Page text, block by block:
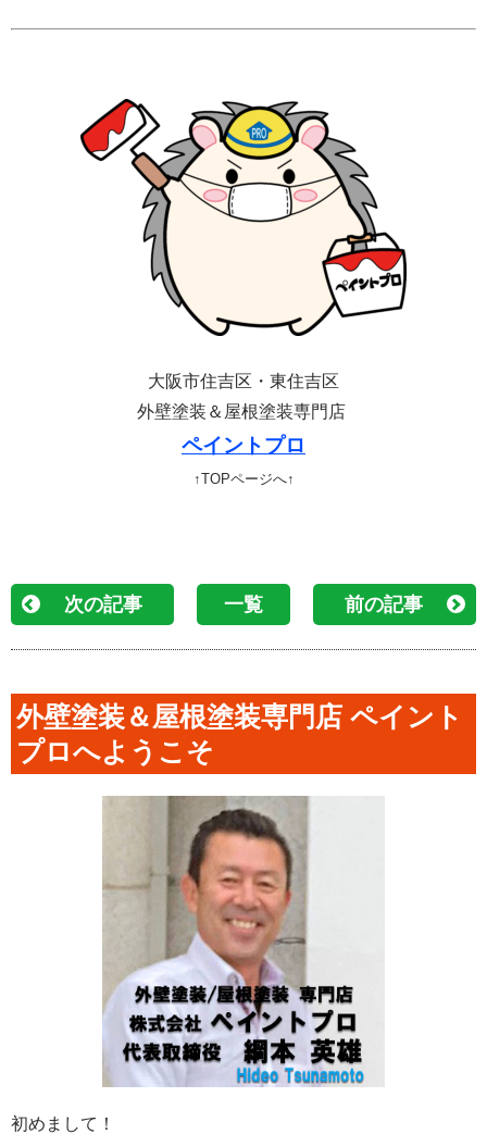
大阪市住吉区・東住吉区
外壁塗装＆屋根塗装専門店
ペイントプロ
↑TOPページへ↑
次の記事 一覧 前の記事
外壁塗装＆屋根塗装専門店 ペイント
プロへようこそ
初めまして！